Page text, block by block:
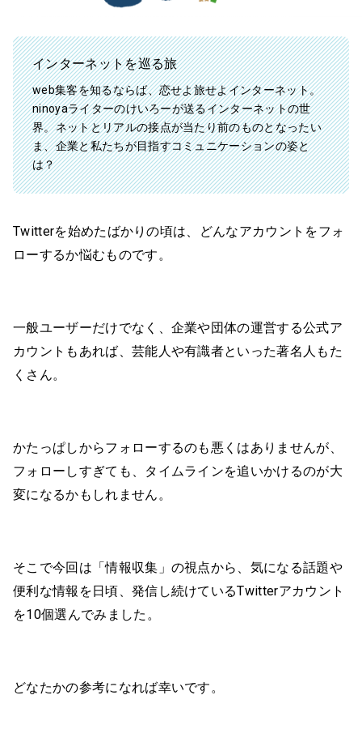
インターネットを巡る旅
web集客を知るならば、恋せよ旅せよインターネット。
ninoyaライターのけいろーが送るインターネットの世
界。ネットとリアルの接点が当たり前のものとなったい
ま、企業と私たちが目指すコミュニケーションの姿と
は？
Twitterを始めたばかりの頃は、どんなアカウントをフォ
ローするか悩むものです。
一般ユーザーだけでなく、企業や団体の運営する公式ア
カウントもあれば、芸能人や有識者といった著名人もた
くさん。
かたっぱしからフォローするのも悪くはありませんが、
フォローしすぎても、タイムラインを追いかけるのが大
変になるかもしれません。
そこで今回は「情報収集」の視点から、気になる話題や
便利な情報を日頃、発信し続けているTwitterアカウント
を10個選んでみました。
どなたかの参考になれば幸いです。